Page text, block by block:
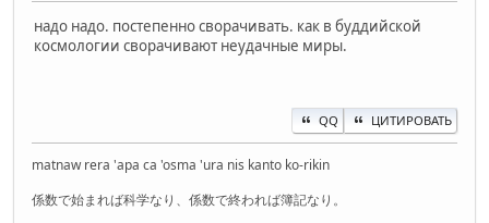
надо надо. постепенно сворачивать. как в буддийской
космологии сворачивают неудачные миры.
QQ ЦИТИРОВАТЬ
matnaw rera 'apa ca 'osma 'ura nis kanto ko-rikin
係数で始まれば科学なり、係数で終われば簿記なり。